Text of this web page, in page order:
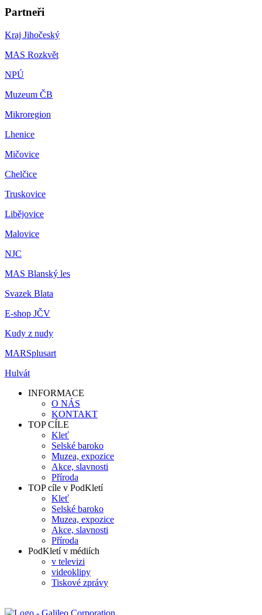
Partneři
Kraj Jihočeský
MAS Rozkvět
NPÚ
Muzeum ČB
Mikroregion
Lhenice
Mičovice
Chelčice
Truskovice
Libějovice
Malovice
NJC
MAS Blanský les
Svazek Blata
E-shop JČV
Kudy z nudy
MARSplusart
Hulvát
INFORMACE
O NÁS
KONTAKT
TOP CÍLE
Kleť
Selské baroko
Muzea, expozice
Akce, slavnosti
Příroda
TOP cíle v PodKletí
Kleť
Selské baroko
Muzea, expozice
Akce, slavnosti
Příroda
PodKletí v médiích
v televizi
videoklipy
Tiskové zprávy